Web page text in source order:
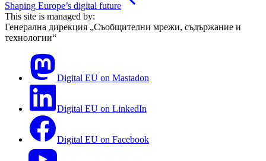
Shaping Europe’s digital future
This site is managed by:
Генерална дирекция „Съобщителни мрежи, съдържание и
технологии“
Digital EU on Mastadon
Digital EU on LinkedIn
Digital EU on Facebook